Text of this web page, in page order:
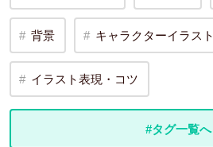
背景 キャラクターイラスト
イラスト表現・コツ
#タグ一覧へ